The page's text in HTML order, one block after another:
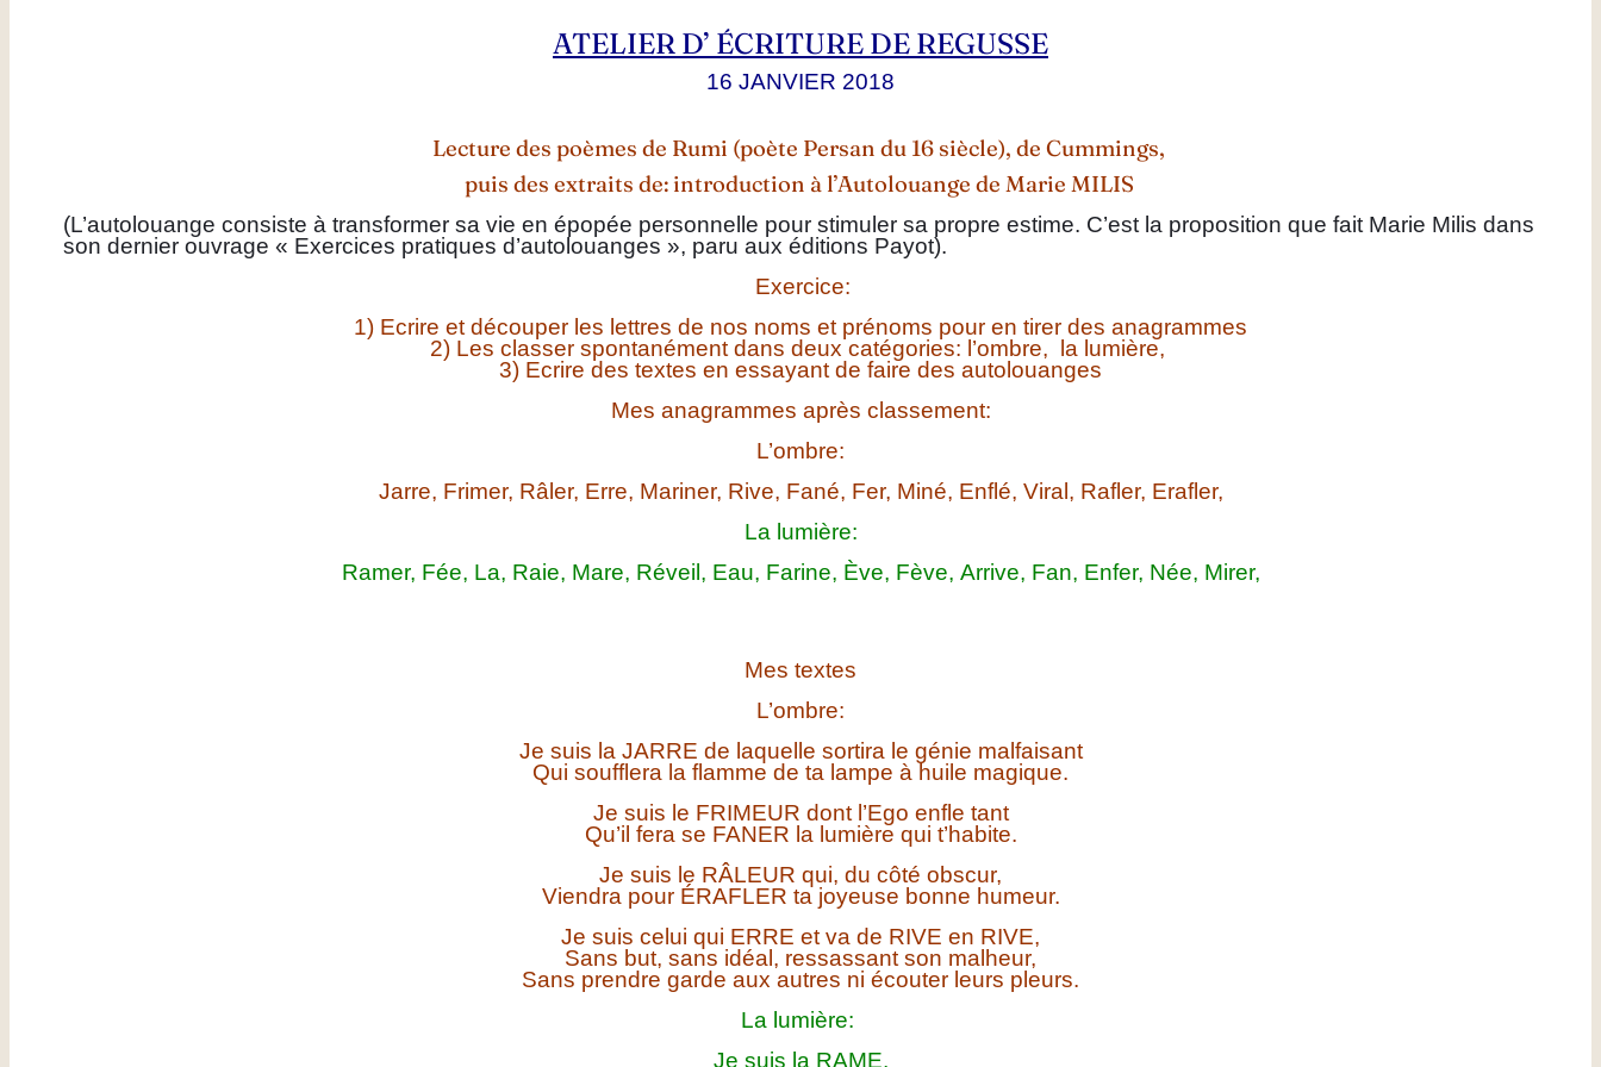
ATELIER D’ ÉCRITURE DE REGUSSE
16 JANVIER 2018
Lecture des poèmes de Rumi (poète Persan du 16 siècle), de Cummings,
puis des extraits de: introduction à l’Autolouange de Marie MILIS
(L’autolouange consiste à transformer sa vie en épopée personnelle pour stimuler sa propre estime. C’est la proposition que fait Marie Milis dans
son dernier ouvrage « Exercices pratiques d’autolouanges », paru aux éditions Payot).
Exercice:
1) Ecrire et découper les lettres de nos noms et prénoms pour en tirer des anagrammes
2) Les classer spontanément dans deux catégories: l’ombre, la lumière,
3) Ecrire des textes en essayant de faire des autolouanges
Mes anagrammes après classement:
L’ombre:
Jarre, Frimer, Râler, Erre, Mariner, Rive, Fané, Fer, Miné, Enflé, Viral, Rafler, Erafler,
La lumière:
Ramer, Fée, La, Raie, Mare, Réveil, Eau, Farine, Ève, Fève, Arrive, Fan, Enfer, Née, Mirer,
Mes textes
L’ombre:
Je suis la JARRE de laquelle sortira le génie malfaisant
Qui soufflera la flamme de ta lampe à huile magique.
Je suis le FRIMEUR dont l’Ego enfle tant
Qu’il fera se FANER la lumière qui t’habite.
Je suis le RÂLEUR qui, du côté obscur,
Viendra pour ÉRAFLER ta joyeuse bonne humeur.
Je suis celui qui ERRE et va de RIVE en RIVE,
Sans but, sans idéal, ressassant son malheur,
Sans prendre garde aux autres ni écouter leurs pleurs.
La lumière:
Je suis la RAME,